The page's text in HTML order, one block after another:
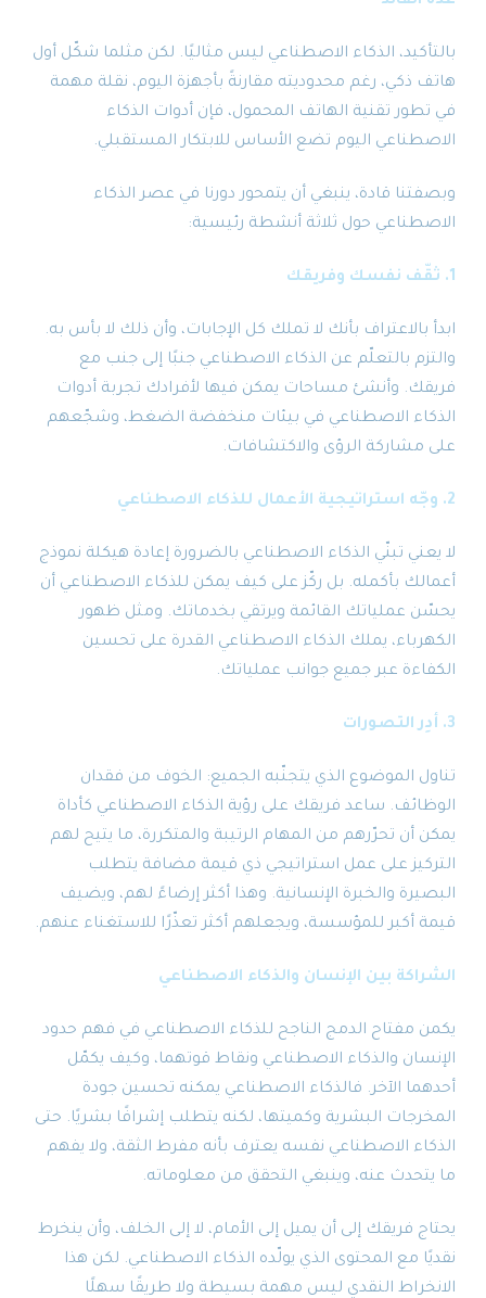
بالتأكيد، الذكاء الاصطناعي ليس مثاليًا. لكن مثلما شكّل أول
هاتف ذكي، رغم محدوديته مقارنةً بأجهزة اليوم، نقلة مهمة
في تطور تقنية الهاتف المحمول، فإن أدوات الذكاء
الاصطناعي اليوم تضع الأساس للابتكار المستقبلي.
وبصفتنا قادة، ينبغي أن يتمحور دورنا في عصر الذكاء
الاصطناعي حول ثلاثة أنشطة رئيسية:
1. ثقّف نفسك وفريقك
ابدأ بالاعتراف بأنك لا تملك كل الإجابات، وأن ذلك لا بأس به.
والتزم بالتعلّم عن الذكاء الاصطناعي جنبًا إلى جنب مع
فريقك. وأنشئ مساحات يمكن فيها لأفرادك تجربة أدوات
الذكاء الاصطناعي في بيئات منخفضة الضغط، وشجّعهم
على مشاركة الرؤى والاكتشافات.
2. وجّه استراتيجية الأعمال للذكاء الاصطناعي
لا يعني تبنّي الذكاء الاصطناعي بالضرورة إعادة هيكلة نموذج
أعمالك بأكمله. بل ركّز على كيف يمكن للذكاء الاصطناعي أن
يحسّن عملياتك القائمة ويرتقي بخدماتك. ومثل ظهور
الكهرباء، يملك الذكاء الاصطناعي القدرة على تحسين
الكفاءة عبر جميع جوانب عملياتك.
3. أدِر التصورات
تناول الموضوع الذي يتجنّبه الجميع: الخوف من فقدان
الوظائف. ساعد فريقك على رؤية الذكاء الاصطناعي كأداة
يمكن أن تحرّرهم من المهام الرتيبة والمتكررة، ما يتيح لهم
التركيز على عمل استراتيجي ذي قيمة مضافة يتطلب
البصيرة والخبرة الإنسانية. وهذا أكثر إرضاءً لهم، ويضيف
قيمة أكبر للمؤسسة، ويجعلهم أكثر تعذّرًا للاستغناء عنهم.
الشراكة بين الإنسان والذكاء الاصطناعي
يكمن مفتاح الدمج الناجح للذكاء الاصطناعي في فهم حدود
الإنسان والذكاء الاصطناعي ونقاط قوتهما، وكيف يكمّل
أحدهما الآخر. فالذكاء الاصطناعي يمكنه تحسين جودة
المخرجات البشرية وكميتها، لكنه يتطلب إشرافًا بشريًا. حتى
الذكاء الاصطناعي نفسه يعترف بأنه مفرط الثقة، ولا يفهم
ما يتحدث عنه، وينبغي التحقق من معلوماته.
يحتاج فريقك إلى أن يميل إلى الأمام، لا إلى الخلف، وأن ينخرط
نقديًا مع المحتوى الذي يولّده الذكاء الاصطناعي. لكن هذا
الانخراط النقدي ليس مهمة بسيطة ولا طريقًا سهلًا